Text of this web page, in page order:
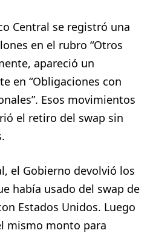
Central se registró una
en el rubro “Otros
apareció un
en “Obligaciones con
Esos movimientos
el retiro del swap sin
el Gobierno devolvió los
había usado del swap de
Estados Unidos. Luego
mismo monto para